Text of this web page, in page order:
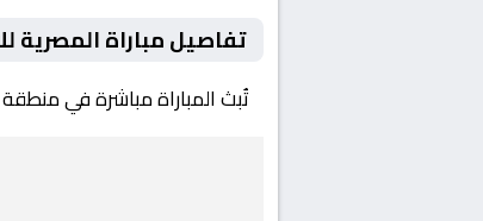
تفاصيل مباراة المصرية
تُبث المباراة مباشرة في منطقة الوطن العربي عبر قناة